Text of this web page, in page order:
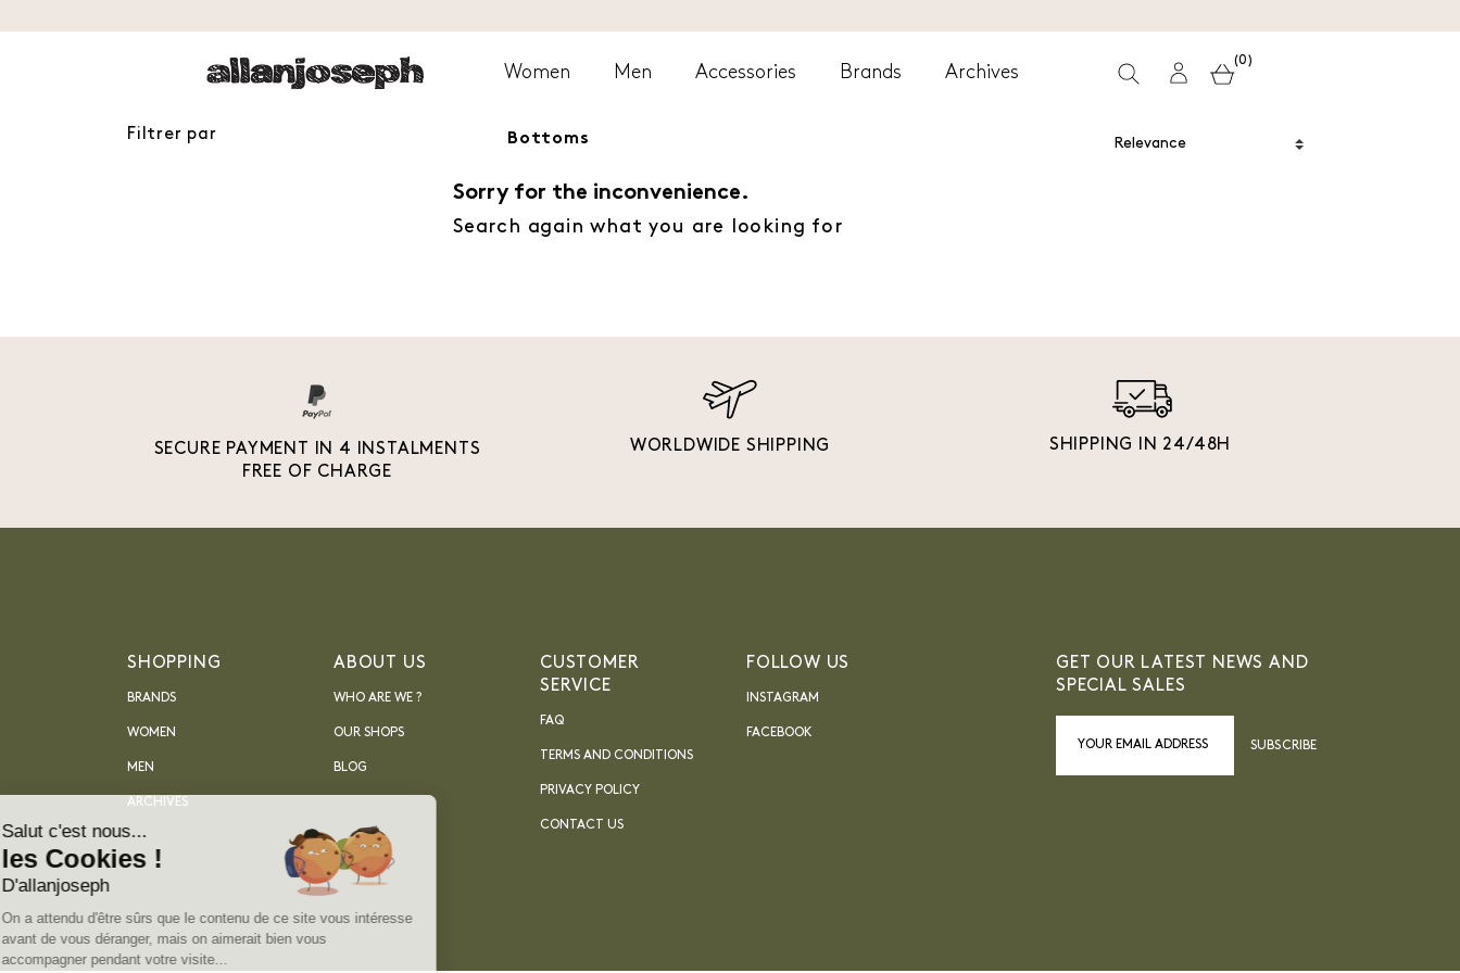
Women Men Accessories Brands Archives
(0)
Bottoms
Sorry for the inconvenience.
Search again what you are looking for
Filtrer par
SECURE PAYMENT IN 4 INSTALMENTS
FREE OF CHARGE
WORLDWIDE SHIPPING SHIPPING IN 24/48H
SHOPPING
BRANDS
WOMEN
MEN
ARCHIVES
ABOUT US
WHO ARE WE ?
OUR SHOPS
BLOG
CUSTOMER
SERVICE
FAQ
TERMS AND CONDITIONS
PRIVACY POLICY
CONTACT US
FOLLOW US
INSTAGRAM
FACEBOOK
GET OUR LATEST NEWS AND
SPECIAL SALES
SUBSCRIBE
Salut c'est nous...
les Cookies !
D'allanjoseph
On a attendu d'être sûrs que le contenu de ce site vous intéresse
avant de vous déranger, mais on aimerait bien vous
accompagner pendant votre visite...